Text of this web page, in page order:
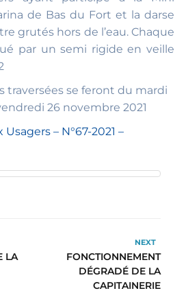
de Bas du Fort et la darse
grutés hors de l’eau. Chaque
par un semi rigide en veille
traversées se feront du mardi
26 novembre 2021
Usagers – N°67-2021 –
LA
NEXT
FONCTIONNEMENT
DÉGRADÉ DE LA
CAPITAINERIE